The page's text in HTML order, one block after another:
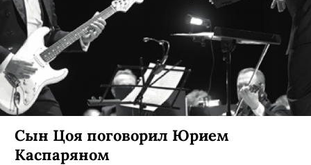
Сын Цоя поговорил Юрием
Каспаряном